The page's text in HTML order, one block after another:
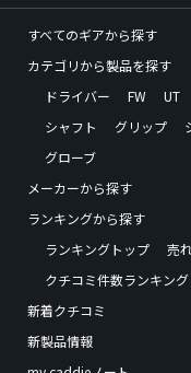
すべてのギアから探す
カテゴリから製品を探す
ドライバー
FW UT
シャフト
グリップ
グローブ
メーカーから探す
ランキングから探す
ランキングトップ
売
クチコミ件数ランキング
新着クチコミ
新製品情報